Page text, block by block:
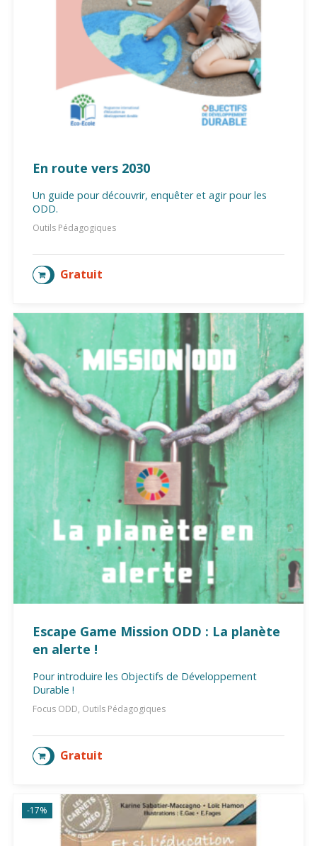
En route vers 2030
Un guide pour découvrir, enquêter et agir pour les
ODD.
Outils Pédagogiques
Gratuit
AJOUTER AU PANIER
Escape Game Mission ODD : La planète
en alerte !
Pour introduire les Objectifs de Développement
Durable !
Focus ODD, Outils Pédagogiques
Gratuit
AJOUTER AU PANIER
-17%